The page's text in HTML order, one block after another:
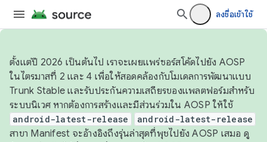
ลงชื่อเข้าใช้
ตั้งแต่ปี 2026 เป็นต้นไป เราจะเผยแพร่ซอร์สโค้ดไปยัง AOSP
ในไตรมาสที่ 2 และ 4 เพื่อให้สอดคล้องกับโมเดลการพัฒนาแบบ
Trunk Stable และรับประกันความเสถียรของแพลตฟอร์มสำหรับ
ระบบนิเวศ หากต้องการสร้างและมีส่วนร่วมใน AOSP ให้ใช้
android-latest-release android-latest-release
สาขา Manifest จะอ้างอิงถึงรุ่นล่าสุดที่พุชไปยัง AOSP เสมอ ดู